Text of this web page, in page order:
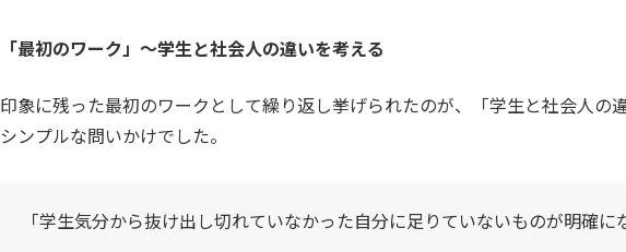
「最初のワーク」～学生と社会人の違いを考える
印象に残った最初のワークとして繰り返し挙げられたのが、「学生と社会人の
シンプルな問いかけでした。
「学生気分から抜け出し切れていなかった自分に足りていないものが明確に